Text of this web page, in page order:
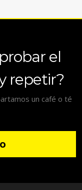
el
repetir?
un café o té